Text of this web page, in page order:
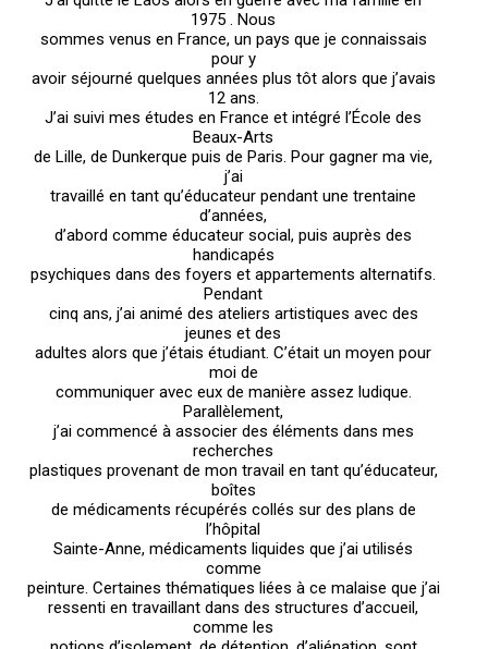
1975 . Nous
sommes venus en France, un pays que je connaissais
pour y
avoir séjourné quelques années plus tôt alors que j’avais
12 ans.
J’ai suivi mes études en France et intégré l’École des
Beaux-Arts
de Lille, de Dunkerque puis de Paris. Pour gagner ma vie,
j’ai
travaillé en tant qu’éducateur pendant une trentaine
d’années,
d’abord comme éducateur social, puis auprès des
handicapés
psychiques dans des foyers et appartements alternatifs.
Pendant
cinq ans, j’ai animé des ateliers artistiques avec des
jeunes et des
adultes alors que j’étais étudiant. C’était un moyen pour
moi de
communiquer avec eux de manière assez ludique.
Parallèlement,
j’ai commencé à associer des éléments dans mes
recherches
plastiques provenant de mon travail en tant qu’éducateur,
boîtes
de médicaments récupérés collés sur des plans de
l’hôpital
Sainte-Anne, médicaments liquides que j’ai utilisés
comme
peinture. Certaines thématiques liées à ce malaise que j’ai
ressenti en travaillant dans des structures d’accueil,
comme les